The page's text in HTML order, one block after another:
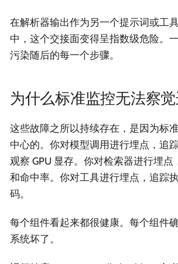
在解析器输出作为另一个提示词或工
中，这个交接面变得呈指数级危险。
污染随后的每一个步骤。
为什么标准监控无法察
这些故障之所以持续存在，是因为标
中心的。你对模型调用进行埋点，追
观察 GPU 显存。你对检索器进行埋点
和命中率。你对工具进行埋点，追踪
码。
每个组件看起来都很健康。每个组件
系统坏了。